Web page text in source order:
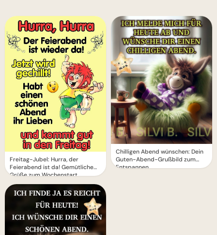
Freitag-Jubel: Hurra, der
Feierabend ist da! Gemütliche
Grüße zum Wochenstart
Chilligen Abend wünschen: Dein
Guten-Abend-Grußbild zum
Entspannen